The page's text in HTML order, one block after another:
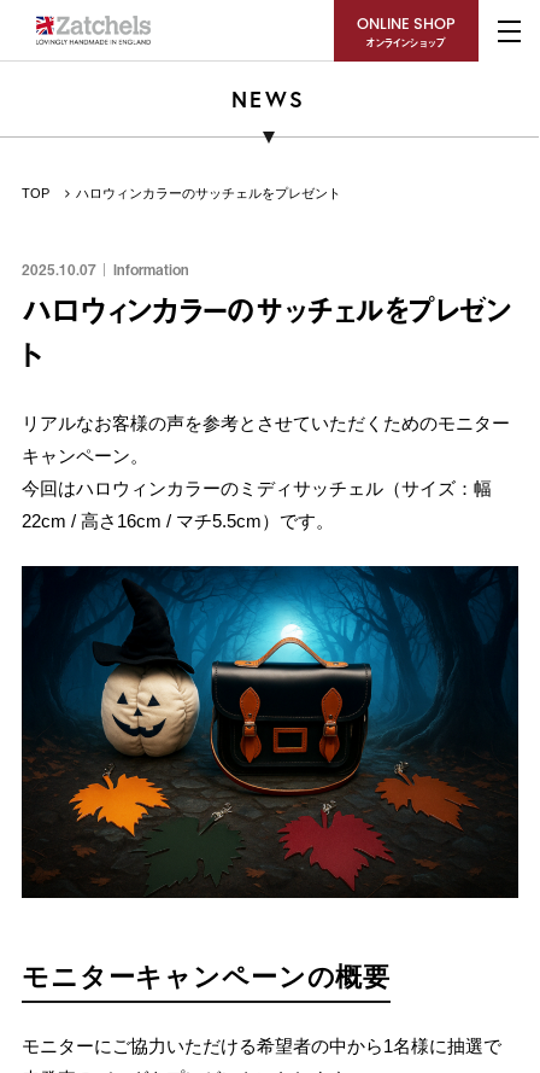
ONLINE SHOP
オンラインショップ
NEWS
TOP ハロウィンカラーのサッチェルをプレゼント
2025.10.07 Information
ハロウィンカラーのサッチェルをプレゼン
ト
リアルなお客様の声を参考とさせていただくためのモニター
キャンペーン。
今回はハロウィンカラーのミディサッチェル（サイズ： 幅
22cm / 高さ 16cm / マチ5.5cm）です。
モニターキャンペーンの概要
モニターにご協力いただける希望者の中から1名様に抽選で